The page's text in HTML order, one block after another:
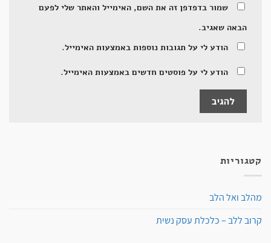
שמור בדפדפן זה את השם, האימייל והאתר שלי לפעם
הבאה שאגיב.
הודע לי על תגובות נוספות באמצעות האימייל.
הודע לי על פוסטים חדשים באמצעות האימייל.
קטגוריות
מהלב ואל הלב
קרוב ללב – כלכלת עסק נשית